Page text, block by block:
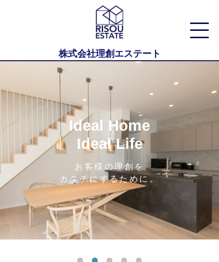
株式会社理創エステート
Ideal Home
Ideal Life
お客様の理創を
カタチにするために。